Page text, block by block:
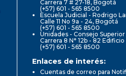
Carrera 7 # 27-18, Bogotá
(+57) 601 - 565 8500
Escuela Judicial - Rodrigo
Calle 11 No 9a - 24, Bogotá
(+57) 601 - 565 8500
Unidades - Consejo
Carrera 8 N° 12b - 82 Edificio
(+57) 601 - 565 8500
Enlaces de interés:
Cuentas de correo para